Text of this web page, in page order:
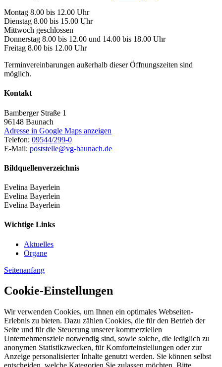
Montag 8.00 bis 12.00 Uhr
Dienstag 8.00 bis 15.00 Uhr
Mittwoch geschlossen
Donnerstag 8.00 bis 12.00 und 14.00 bis 18.00 Uhr
Freitag 8.00 bis 12.00 Uhr
Terminvereinbarungen außerhalb dieser Öffnungszeiten sind
möglich.
Kontakt
Bamberger Straße 1
96148 Baunach
Adresse in Google Maps anzeigen
Telefon: 09544/299-0
E-Mail: poststelle@vg-baunach.de
Bildquellenverzeichnis
Evelina Bayerlein
Evelina Bayerlein
Evelina Bayerlein
Wichtige Links
Aktuelles
Organe
Seitenanfang
Cookie-Einstellungen
Wir verwenden Cookies, um Ihnen ein optimales Webseiten-
Erlebnis zu bieten. Dazu zählen Cookies, die für den Betrieb der
Seite und für die Steuerung unserer kommerziellen
Unternehmensziele notwendig sind, sowie solche, die lediglich zu
anonymen Statistikzwecken, für Komforteinstellungen oder zur
Anzeige personalisierter Inhalte genutzt werden. Sie können selbst